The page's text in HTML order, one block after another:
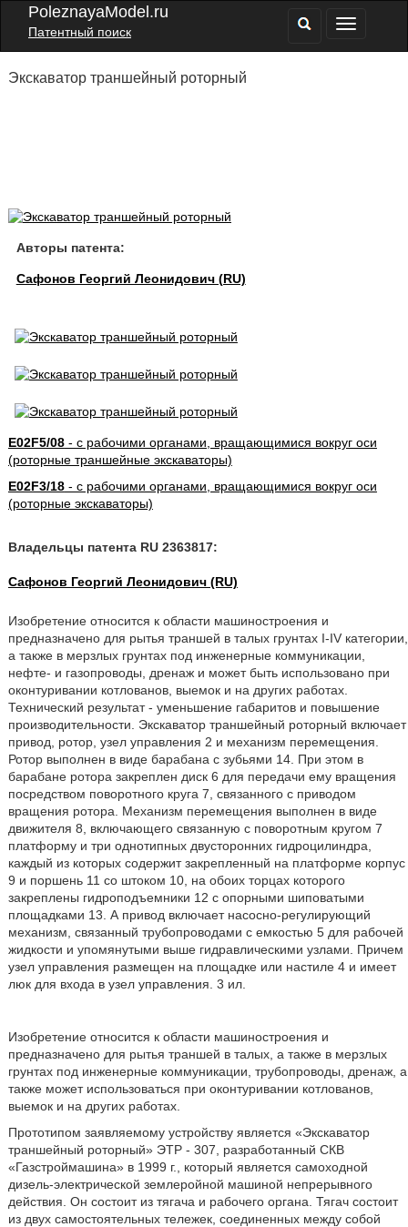
PoleznayaModel.ru
Патентный поиск
Экскаватор траншейный роторный
Авторы патента:
Сафонов Георгий Леонидович (RU)
E02F5/08- с рабочими органами, вращающимися вокруг оси
(роторные траншейные экскаваторы)
E02F3/18- с рабочими органами, вращающимися вокруг оси
(роторные экскаваторы)
Владельцы патента RU 2363817:
Сафонов Георгий Леонидович (RU)
Изобретение относится к области машиностроения и
предназначено для рытья траншей в талых грунтах I-IV категории,
а также в мерзлых грунтах под инженерные коммуникации,
нефте- и газопроводы, дренаж и может быть использовано при
оконтуривании котлованов, выемок и на других работах.
Технический результат - уменьшение габаритов и повышение
производительности. Экскаватор траншейный роторный включает
привод, ротор, узел управления 2 и механизм перемещения.
Ротор выполнен в виде барабана с зубьями 14. При этом в
барабане ротора закреплен диск 6 для передачи ему вращения
посредством поворотного круга 7, связанного с приводом
вращения ротора. Механизм перемещения выполнен в виде
движителя 8, включающего связанную с поворотным кругом 7
платформу и три однотипных двусторонних гидроцилиндра,
каждый из которых содержит закрепленный на платформе корпус
9 и поршень 11 со штоком 10, на обоих торцах которого
закреплены гидроподъемники 12 с опорными шиповатыми
площадками 13. А привод включает насосно-регулирующий
механизм, связанный трубопроводами с емкостью 5 для рабочей
жидкости и упомянутыми выше гидравлическими узлами. Причем
узел управления размещен на площадке или настиле 4 и имеет
люк для входа в узел управления. 3 ил.
Изобретение относится к области машиностроения и
предназначено для рытья траншей в талых, а также в мерзлых
грунтах под инженерные коммуникации, трубопроводы, дренаж, а
также может использоваться при оконтуривании котлованов,
выемок и на других работах.
Прототипом заявляемому устройству является «Экскаватор
траншейный роторный» ЭТР - 307, разработанный СКВ
«Газстроймашина» в 1999 г., который является самоходной
дизель-электрической землеройной машиной непрерывного
действия. Он состоит из тягача и рабочего органа. Тягач состоит
из двух самостоятельных тележек, соединенных между собой